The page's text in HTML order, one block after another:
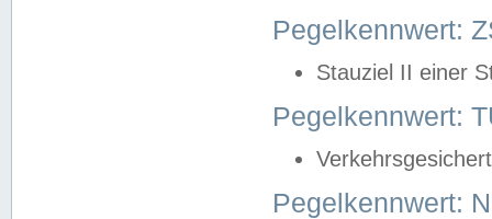
Pegelkennwert:
Stauziel II einer
Pegelkennwert:
Pegelkennwert: